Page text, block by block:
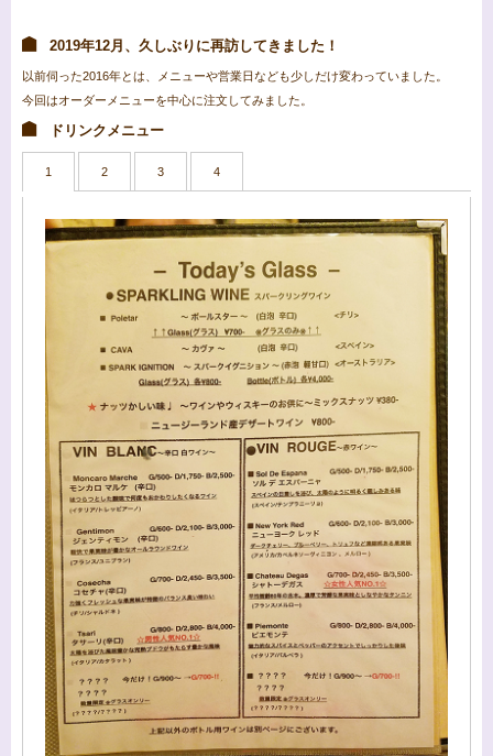
2019年12月、久しぶりに再訪してきました！
以前伺った2016年とは、メニューや営業日なども少しだけ変わっていました。
今回はオーダーメニューを中心に注文してみました。
ドリンクメニュー
1 2 3 4